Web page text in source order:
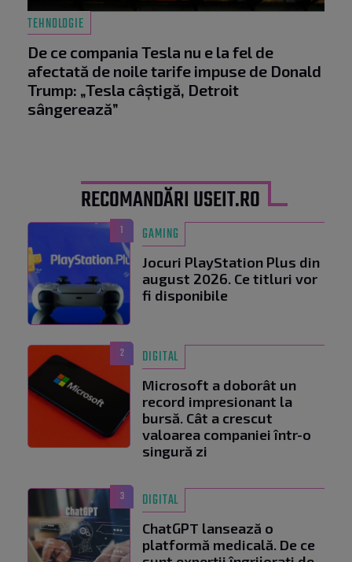
TEHNOLOGIE
De ce compania Tesla nu e la fel de
afectată de noile tarife impuse de Donald
Trump: „Tesla câștigă, Detroit
sângerează”
RECOMANDĂRI USEIT.RO
1 GAMING
Jocuri PlayStation Plus din
august 2026. Ce titluri vor
fi disponibile
2 DIGITAL
Microsoft a doborât un
record impresionant la
bursă. Cât a crescut
valoarea companiei într-o
singură zi
3 DIGITAL
ChatGPT lansează o
platformă medicală. De ce